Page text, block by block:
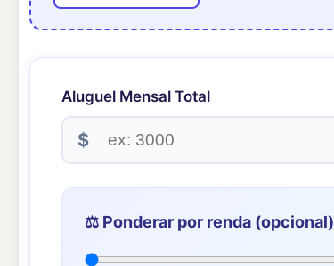
Aluguel Mensal Total
$
⚖️ Ponderar por renda (opcional)